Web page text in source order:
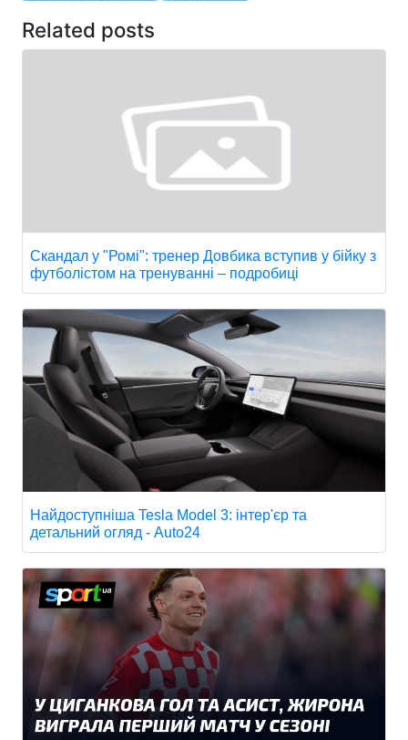
Related posts
Скандал у "Ромі": тренер Довбика вступив у бійку з
футболістом на тренуванні – подробиці
Найдоступніша Tesla Model 3: інтер'єр та
детальний огляд - Auto24